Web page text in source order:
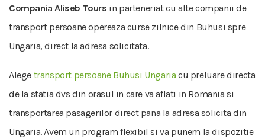
Compania Aliseb Tours in parteneriat cu alte companii de
transport persoane opereaza curse zilnice din Buhusi spre
Ungaria, direct la adresa solicitata.
Alege transport persoane Buhusi Ungaria cu preluare directa
de la statia dvs din orasul in care va aflati in Romania si
transportarea pasagerilor direct pana la adresa solicita din
Ungaria. Avem un program flexibil si va punem la dispozitie